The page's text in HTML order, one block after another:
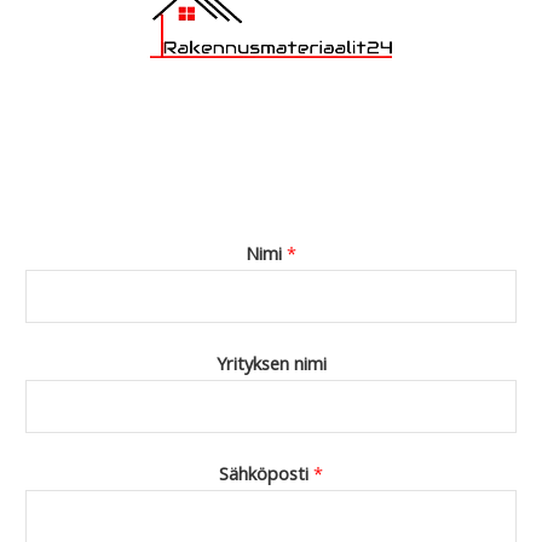
Nimi *
Yrityksen nimi
Sähköposti *